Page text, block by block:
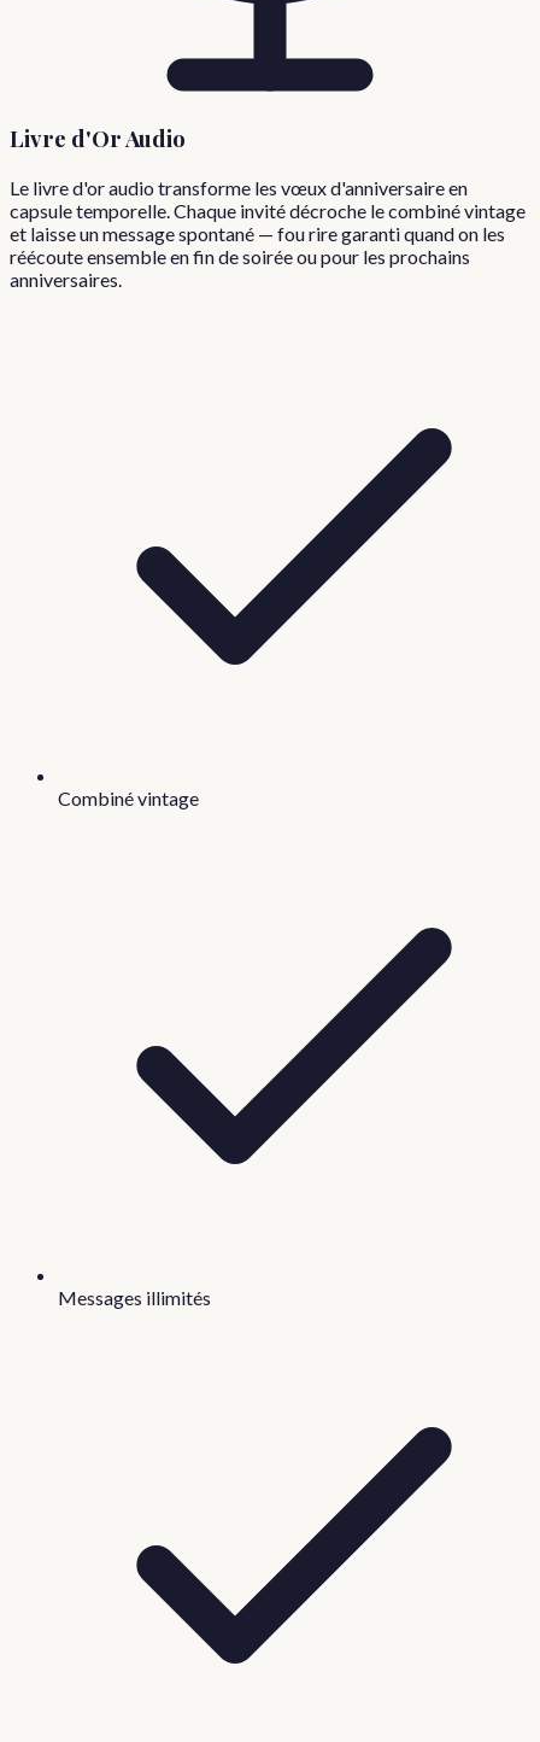
Livre d'Or Audio
Le livre d'or audio transforme les vœux d'anniversaire en
capsule temporelle. Chaque invité décroche le combiné vintage
et laisse un message spontané — fou rire garanti quand on les
réécoute ensemble en fin de soirée ou pour les prochains
anniversaires.
Combiné vintage
Messages illimités